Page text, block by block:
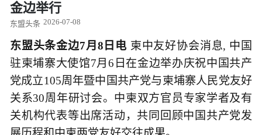
金边举行
东盟头条 2026-07-08
东盟头条金边7月8日电 柬中友好协会消息, 中国
驻柬埔寨大使馆7月6日在金边举办庆祝中国共产
党成立105周年暨中国共产党与柬埔寨人民党友好
关系30周年研讨会。中柬双方官员专家学者及有
关机构代表等出席活动，共同回顾中国共产党发